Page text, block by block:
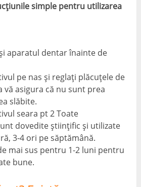
simple pentru utilizarea
aparatul dentar înainte de
pe nas și reglați plăcuțele de
vă asigura că nu sunt prea
slăbite.
seara pt 2 Toate
dovedite științific și utilizate
3-4 ori pe săptămână.
mai sus pentru 1-2 luni pentru
bune.